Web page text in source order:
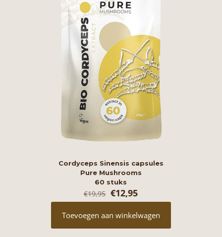
Cordyceps Sinensis capsules
Pure Mushrooms
60 stuks
€19,95 Oorspronkelijke
prijs
was:
€19,95.
€12,95Huidige
prijs
is:
€12,95.
Toevoegen aan winkelwagen